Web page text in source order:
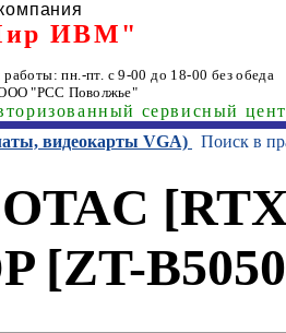
ИВМ"
пн.-пт. с 9-00 до 18-00 без обеда
"РСС Поволжье"
сервисный
видеокарты VGA) Поиск в
[ZT-